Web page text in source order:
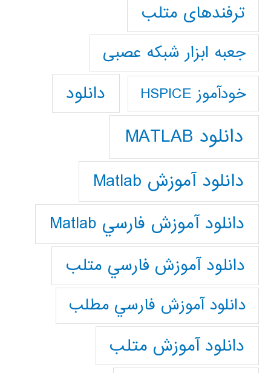
ترفندهای متلب
جعبه ابزار شبکه عصبی
خودآموز HSPICE دانلود
دانلود MATLAB
دانلود آموزش Matlab
دانلود آموزش فارسي Matlab
دانلود آموزش فارسي متلب
دانلود آموزش فارسي مطلب
دانلود آموزش متلب